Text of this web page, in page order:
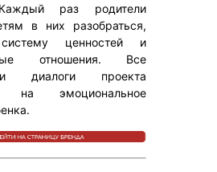
раз родители
в них разобраться,
ценностей и
отношения. Все
диалоги проекта
на эмоциональное